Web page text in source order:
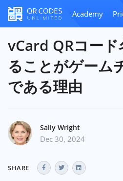
Academy
vCard QRコー
ることがゲーム
である理由
Sally Wright
Dec 30, 2024
SHARE